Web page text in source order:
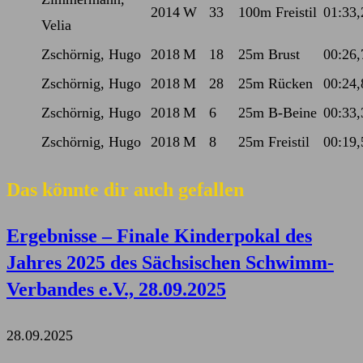
Velia
2014 W 33 100m Freistil
Zschörnig, Hugo 2018 M 18 25m Brust
Zschörnig, Hugo 2018 M 28 25m Rücken
Zschörnig, Hugo 2018 M 6 25m B-Beine
Zschörnig, Hugo 2018 M 8 25m Freistil
Das könnte dir auch gefallen
Ergebnisse – Finale Kinderpokal des
Jahres 2025 des Sächsischen Schwimm-
Verbandes e.V., 28.09.2025
28.09.2025